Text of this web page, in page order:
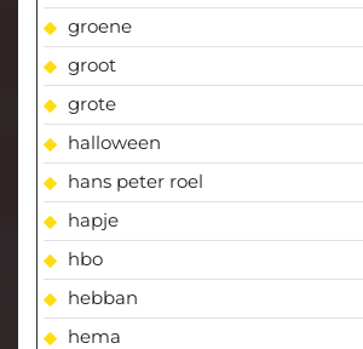
groene
groot
grote
halloween
hans peter roel
hapje
hbo
hebban
hema